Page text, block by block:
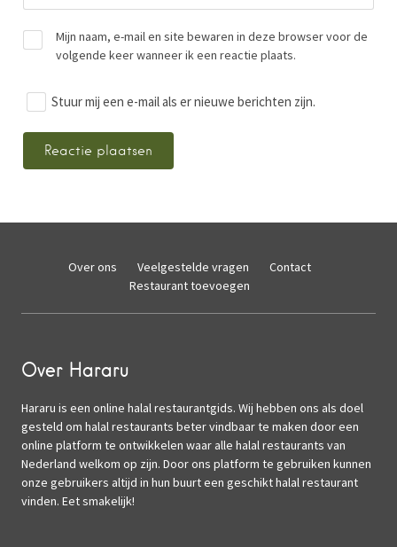
Mijn naam, e-mail en site bewaren in deze browser voor de
volgende keer wanneer ik een reactie plaats.
Stuur mij een e-mail als er nieuwe berichten zijn.
Over ons Veelgestelde vragen
Contact
Restaurant toevoegen
Over Hararu
Hararu is een online halal restaurantgids. Wij hebben ons als doel
gesteld om halal restaurants beter vindbaar te maken door een
online platform te ontwikkelen waar alle halal restaurants van
Nederland welkom op zijn. Door ons platform te gebruiken kunnen
onze gebruikers altijd in hun buurt een geschikt halal restaurant
vinden. Eet smakelijk!